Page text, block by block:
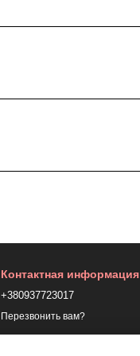
Контактная информация
+380937723017
Перезвонить вам?